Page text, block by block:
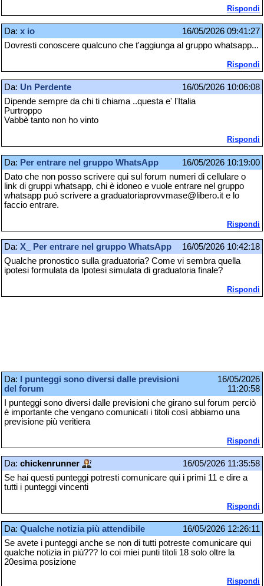
Rispondi
Da: x io
16/05/2026 09:41:27
Dovresti conoscere qualcuno che t'aggiunga al gruppo whatsapp...
Rispondi
Da: Un Perdente
16/05/2026 10:06:08
Dipende sempre da chi ti chiama ..questa e' l'Italia
Purtroppo
Vabbè tanto non ho vinto
Rispondi
Da: Per entrare nel gruppo WhatsApp
16/05/2026 10:19:00
Dato che non posso scrivere qui sul forum numeri di cellulare o
link di gruppi whatsapp, chi è idoneo e vuole entrare nel gruppo
whatsapp puó scrivere a graduatoriaprovvmase@libero.it e lo
faccio entrare.
Rispondi
Da: X_ Per entrare nel gruppo WhatsApp
16/05/2026 10:42:18
Qualche pronostico sulla graduatoria? Come vi sembra quella
ipotesi formulata da Ipotesi simulata di graduatoria finale?
Rispondi
Da: I punteggi sono diversi dalle previsioni
del forum
16/05/2026
11:20:58
I punteggi sono diversi dalle previsioni che girano sul forum perciò
è importante che vengano comunicati i titoli così abbiamo una
previsione più veritiera
Rispondi
Da: chickenrunner
16/05/2026 11:35:58
Se hai questi punteggi potresti comunicare qui i primi 11 e dire a
tutti i punteggi vincenti
Rispondi
Da: Qualche notizia più attendibile
16/05/2026 12:26:11
Se avete i punteggi anche se non di tutti potreste comunicare qui
qualche notizia in più??? Io coi miei punti titoli 18 solo oltre la
20esima posizione
Rispondi